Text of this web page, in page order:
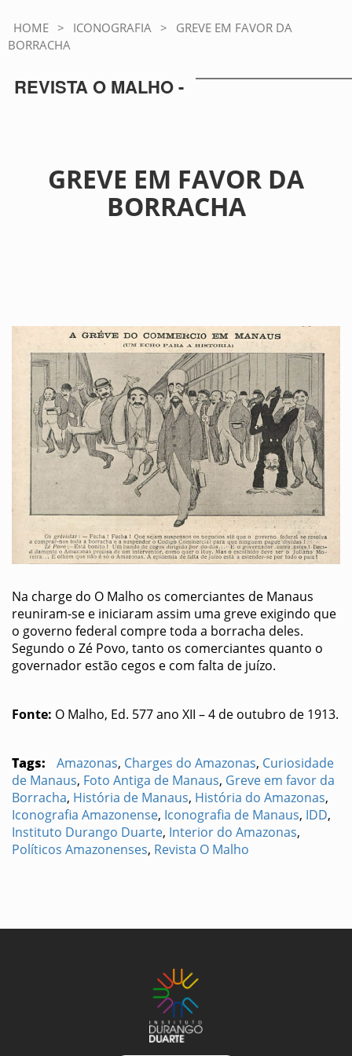
HOME > ICONOGRAFIA >
GREVE EM FAVOR DA
BORRACHA
REVISTA O MALHO -
GREVE EM FAVOR DA
BORRACHA
Na charge do O Malho os comerciantes de Manaus
reuniram-se e iniciaram assim uma greve exigindo que
o governo federal compre toda a borracha deles.
Segundo o Zé Povo, tanto os comerciantes quanto o
governador estão cegos e com falta de juízo.
Fonte: O Malho, Ed. 577 ano XII – 4 de outubro de 1913.
Tags: Amazonas, Charges do Amazonas, Curiosidade
de Manaus, Foto Antiga de Manaus, Greve em favor da
Borracha, História de Manaus, História do Amazonas,
Iconografia Amazonense, Iconografia de Manaus, IDD,
Instituto Durango Duarte, Interior do Amazonas,
Políticos Amazonenses, Revista O Malho